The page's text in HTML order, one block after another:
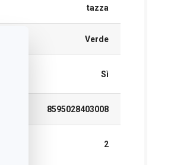
tazza
Verde
Sì
8595028403008
2